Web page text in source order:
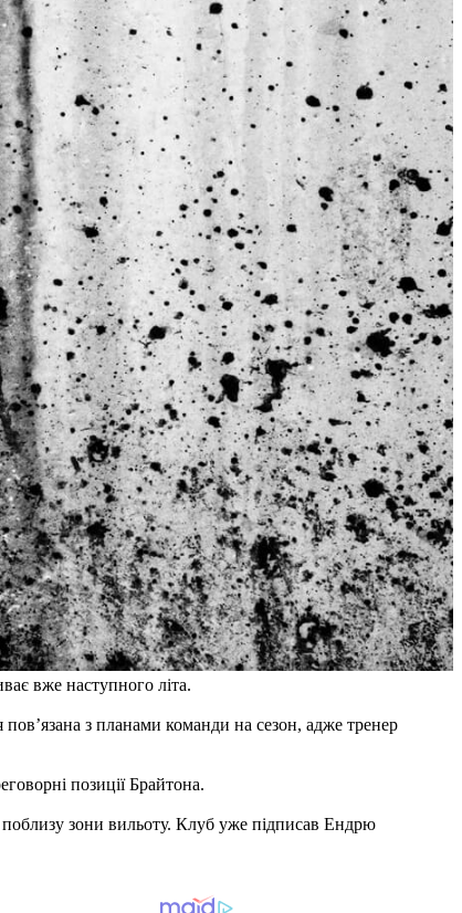
вже наступного літа.
з планами команди на сезон, адже тренер
позиції Брайтона.
поблизу зони вильоту. Клуб уже підписав Ендрю